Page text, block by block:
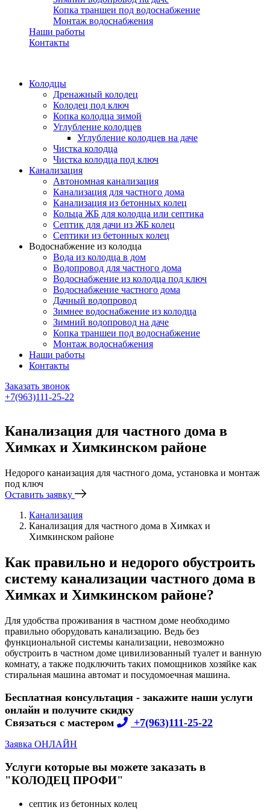
Копка траншеи под водоснабжение
Монтаж водоснабжения
Наши работы
Контакты
Колодцы
Дренажный колодец
Колодец под ключ
Копка колодца зимой
Углубление колодцев
Углубление колодцев на даче
Чистка колодца
Чистка колодца под ключ
Канализация
Автономная канализация
Канализация для частного дома
Канализация из бетонных колец
Кольца ЖБ для колодца или септика
Септик для дачи из ЖБ колец
Септики из бетонных колец
Водоснабжение из колодца
Вода из колодца в дом
Водопровод для частного дома
Водоснабжение из колодца под ключ
Водоснабжение частного дома
Дачный водопровод
Зимнее водоснабжение из колодца
Зимний водопровод на даче
Копка траншеи под водоснабжение
Монтаж водоснабжения
Наши работы
Контакты
Заказать звонок
+7(963)111-25-22
Канализация для частного дома в
Химках и Химкинском районе
Недорого канаизация для частного дома, установка и монтаж
под ключ
Оставить заявку
Канализация
Канализация для частного дома в Химках и
Химкинском районе
Как правильно и недорого обустроить
систему канализации частного дома в
Химках и Химкинском районе?
Для удобства проживания в частном доме необходимо
правильно оборудовать канализацию. Ведь без
функциональной системы канализации, невозможно
обустроить в частном доме цивилизованный туалет и ванную
комнату, а также подключить таких помощников хозяйке как
стиральная машина автомат и посудомоечная машина.
Бесплатная консультация - закажите наши услуги
онлайн и получите скидку
Связаться с мастером
+7(963)111-25-22
Заявка ОНЛАЙН
Услуги которые вы можете заказать в
"КОЛОДЕЦ ПРОФИ"
септик из бетонных колец